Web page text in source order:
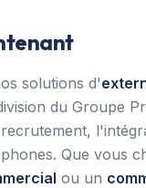
solutions d'
du Groupe
Que vous
ou un